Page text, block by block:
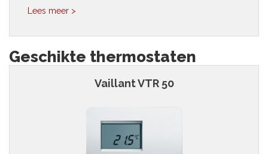
Lees meer >
Geschikte thermostaten
Vaillant VTR 50